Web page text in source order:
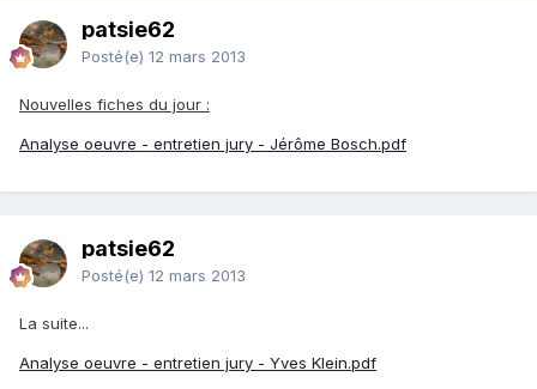
patsie62
Posté(e) 12 mars 2013
Nouvelles fiches du jour :
Analyse oeuvre - entretien jury - Jérôme Bosch.pdf
patsie62
Posté(e) 12 mars 2013
La suite...
Analyse oeuvre - entretien jury - Yves Klein.pdf